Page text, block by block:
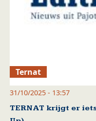
Ternat
31/10/2025 - 13:57
TERNAT krijgt er